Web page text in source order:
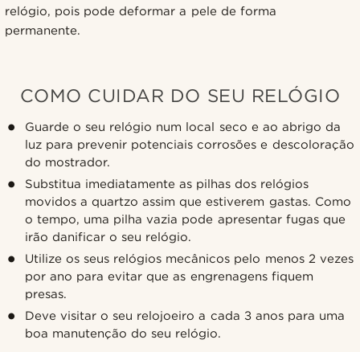
relógio, pois pode deformar a pele de forma
permanente.
COMO CUIDAR DO SEU RELÓGIO
Guarde o seu relógio num local seco e ao abrigo da
luz para prevenir potenciais corrosões e descoloração
do mostrador.
Substitua imediatamente as pilhas dos relógios
movidos a quartzo assim que estiverem gastas. Como
o tempo, uma pilha vazia pode apresentar fugas que
irão danificar o seu relógio.
Utilize os seus relógios mecânicos pelo menos 2 vezes
por ano para evitar que as engrenagens fiquem
presas.
Deve visitar o seu relojoeiro a cada 3 anos para uma
boa manutenção do seu relógio.